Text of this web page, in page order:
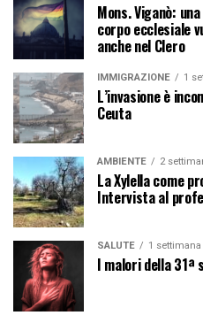
Mons. Viganò:
corpo ecclesiale
anche nel Clero
IMMIGRAZIONE 1
L’invasione è
Ceuta
AMBIENTE 2
La Xylella come
Intervista al
SALUTE 1 settimana
I malori della